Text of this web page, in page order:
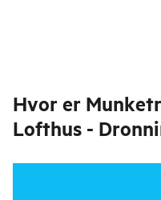
Hvor er
Lofthus -